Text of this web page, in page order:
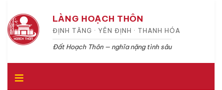
LÀNG HOẠCH THÔN
ĐỊNH TĂNG · YÊN ĐỊNH · THANH HÓA
Đất Hoạch Thôn — nghĩa nặng tình sâu